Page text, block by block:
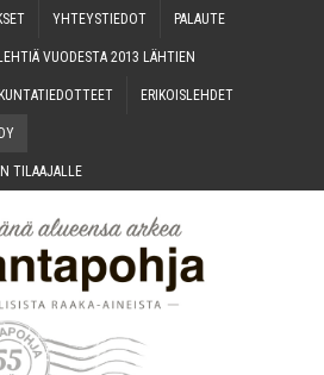
YHTEYS­TIE­DOT PALAU­TE
VUO­DES­TA 2013 LÄHTIEN
KUN­TA­TIE­DOT­TEET ERI­KOIS­LEH­DET
TILAAJALLE